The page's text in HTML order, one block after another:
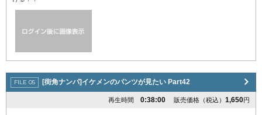
[街角ナンパ]イケメンのパンツが見たい Part42
再生時間 0:38:00 販売価格（税込） 1,650円